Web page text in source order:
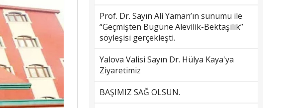
Prof. Dr. Sayın Ali Yaman’ın sunumu ile
“Geçmişten Bugüne Alevilik-Bektaşilik”
söyleşisi gerçekleşti.
Yalova Valisi Sayın Dr. Hülya Kaya'ya
Ziyaretimiz
BAŞIMIZ SAĞ OLSUN.